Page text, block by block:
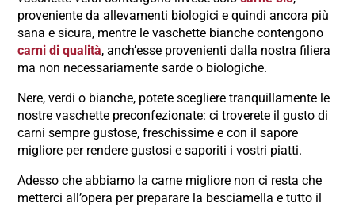
proveniente da allevamenti biologici e quindi ancora più
sana e sicura, mentre le vaschette bianche contengono
carni di qualità, anch’esse provenienti dalla nostra filiera
ma non necessariamente sarde o biologiche.
Nere, verdi o bianche, potete scegliere tranquillamente le
nostre vaschette preconfezionate: ci troverete il gusto di
carni sempre gustose, freschissime e con il sapore
migliore per rendere gustosi e saporiti i vostri piatti.
Adesso che abbiamo la carne migliore non ci resta che
metterci all’opera per preparare la besciamella e tutto il